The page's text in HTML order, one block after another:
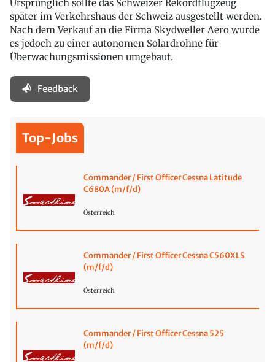
Ursprünglich sollte das Schweizer Rekordflugzeug
später im Verkehrshaus der Schweiz ausgestellt werden.
Nach dem Verkauf an die Firma Skydweller Aero wurde
es jedoch zu einer autonomen Solardrohne für
Überwachungsmissionen umgebaut.
Feedback
Top-Jobs
Commander / First Officer Cessna Latitude
C680A (m/f/d)
Österreich
Commander / First Officer Cessna C560XLS
(m/f/d)
Österreich
Commander / First Officer Cessna 525
(m/f/d)